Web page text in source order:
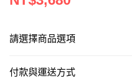
請選擇商品選項
付款與運送方式